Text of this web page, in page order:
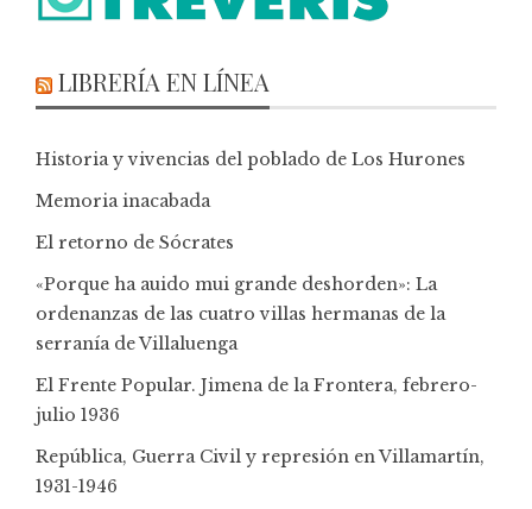
LIBRERÍA EN LÍNEA
Historia y vivencias del poblado de Los Hurones
Memoria inacabada
El retorno de Sócrates
«Porque ha auido mui grande deshorden»: La
ordenanzas de las cuatro villas hermanas de la
serranía de Villaluenga
El Frente Popular. Jimena de la Frontera, febrero-
julio 1936
República, Guerra Civil y represión en Villamartín,
1931-1946